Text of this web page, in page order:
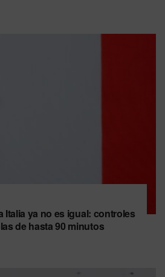
Italia ya no es igual: controles
de hasta 90 minutos